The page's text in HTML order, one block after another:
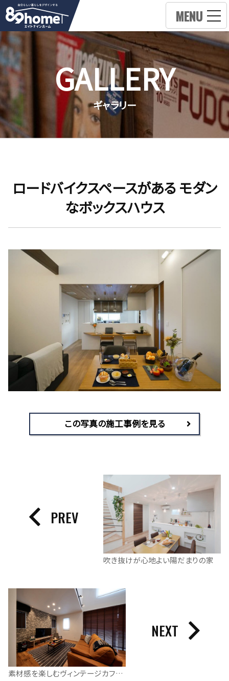
MENU
GALLERY
ギャラリー
ロードバイクスペースがある モダン
なボックスハウス
この写真の施工事例を見る
吹き抜けが心地よい陽だまりの家
PREV
素材感を楽しむヴィンテージカフェスタイル
NEXT